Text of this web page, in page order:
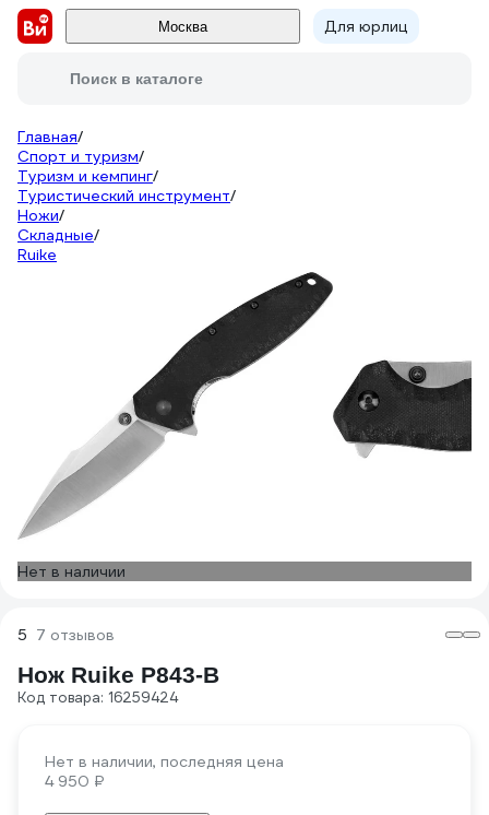
Москва Для юрлиц
Поиск в каталоге
Главная/
Спорт и туризм/
Туризм и кемпинг/
Туристический инструмент/
Ножи/
Складные/
Ruike
Нет в наличии
5 7 отзывов
Нож Ruike P843-B
Код товара: 16259424
Нет в наличии, последняя цена
4 950 ₽